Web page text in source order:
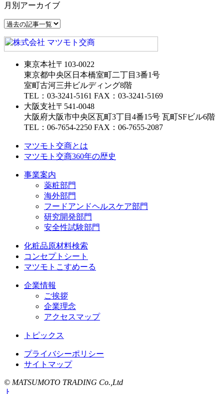
月別アーカイブ
東京本社〒103-0022
東京都中央区日本橋室町二丁目3番1号
室町古河三井ビルディング8階
TEL：03-3241-5161 FAX：03-3241-5169
大阪支社〒541-0048
大阪府大阪市中央区瓦町3丁目4番15号 瓦町SFビル6階
TEL：06-7654-2250 FAX：06-7655-2087
マツモト交商とは
マツモト交商360年の歴史
事業案内
薬粧部門
海外部門
フードアンドヘルスケア部門
研究開発部門
安全性試験部門
化粧品原材料検索
コンセプトシート
マツモトこすめーる
企業情報
ご挨拶
企業理念
アクセスマップ
トピックス
プライバシーポリシー
サイトマップ
© MATSUMOTO TRADING Co.,Ltd